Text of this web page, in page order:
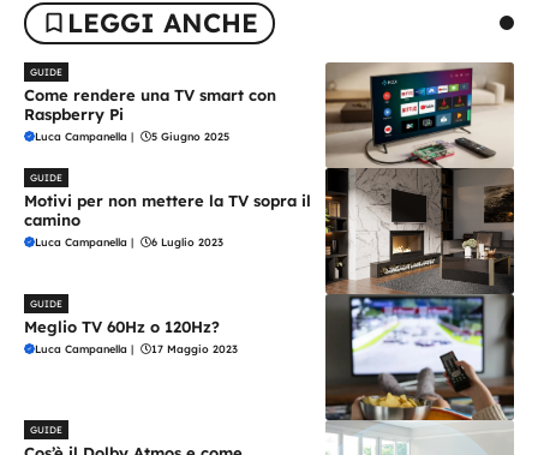
LEGGI ANCHE
GUIDE
Come rendere una TV smart con
Raspberry Pi
Luca Campanella | 5 Giugno 2025
GUIDE
Motivi per non mettere la TV sopra il
camino
Luca Campanella | 6 Luglio 2023
GUIDE
Meglio TV 60Hz o 120Hz?
Luca Campanella | 17 Maggio 2023
GUIDE